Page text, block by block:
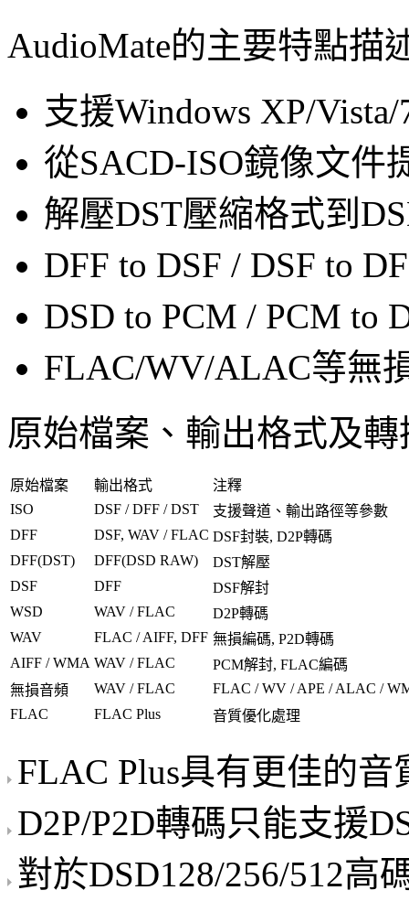
AudioMate的主要特點描
支援Windows XP/
從SACD-ISO鏡像文件
解壓DST壓縮格式到
DFF to DSF / DSF to
DSD to PCM / PCM to
FLAC/WV/ALAC等無
原始檔案、輸出格式及
原始檔案 輸出格式
注釋
ISO
DSF / DFF / DST
支援聲道、輸出路徑等參數
DFF
DSF, WAV / FLAC DSF封裝, D2P轉碼
DFF(DST)
DFF(DSD RAW)
DST解壓
DSF
DFF
DSF解封
WSD
WAV / FLAC
D2P轉碼
WAV
FLAC / AIFF, DFF 無損編碼, P2D轉碼
AIFF / WMA WAV / FLAC
PCM解封, FLAC編碼
無損音頻
WAV / FLAC
FLAC / WV / APE / ALAC /
FLAC
FLAC Plus 音質優化處理
FLAC Plus具有更佳的音
D2P/P2D轉碼只能支援
對於DSD128/256/512高